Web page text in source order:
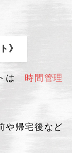
》
は 時間管理
や帰宅後など